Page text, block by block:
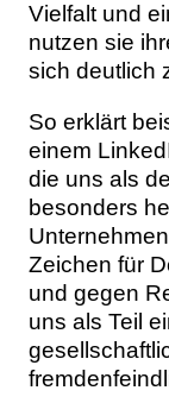
Marketing
Branche
Studien
Digital
Personen
Magazin
Aktuelle
Abonnement
Über uns
Team
Werben
Vielfalt und
nutzen sie
sich deutlich
So erklärt
einem
die uns als
besonders
Zeichen für
und gegen
uns als Teil